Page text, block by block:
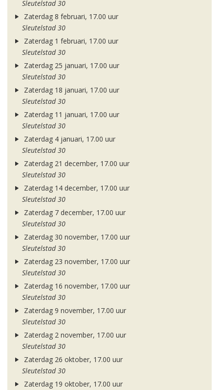
Sleutelstad 30
Zaterdag 8 februari, 17.00 uur
Sleutelstad 30
Zaterdag 1 februari, 17.00 uur
Sleutelstad 30
Zaterdag 25 januari, 17.00 uur
Sleutelstad 30
Zaterdag 18 januari, 17.00 uur
Sleutelstad 30
Zaterdag 11 januari, 17.00 uur
Sleutelstad 30
Zaterdag 4 januari, 17.00 uur
Sleutelstad 30
Zaterdag 21 december, 17.00 uur
Sleutelstad 30
Zaterdag 14 december, 17.00 uur
Sleutelstad 30
Zaterdag 7 december, 17.00 uur
Sleutelstad 30
Zaterdag 30 november, 17.00 uur
Sleutelstad 30
Zaterdag 23 november, 17.00 uur
Sleutelstad 30
Zaterdag 16 november, 17.00 uur
Sleutelstad 30
Zaterdag 9 november, 17.00 uur
Sleutelstad 30
Zaterdag 2 november, 17.00 uur
Sleutelstad 30
Zaterdag 26 oktober, 17.00 uur
Sleutelstad 30
Zaterdag 19 oktober, 17.00 uur